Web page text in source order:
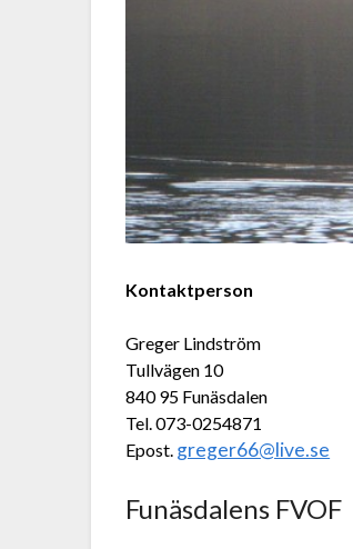
Kontaktperson
Greger Lindström
Tullvägen 10
840 95 Funäsdalen
Tel. 073-0254871
Epost. greger66@live.se
Funäsdalens FVOF